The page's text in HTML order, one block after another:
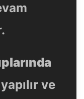
ve